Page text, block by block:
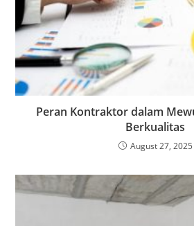
Peran Kontraktor dalam
Berkualitas
August 27, 2025